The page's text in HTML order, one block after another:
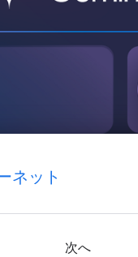
ネット
次へ